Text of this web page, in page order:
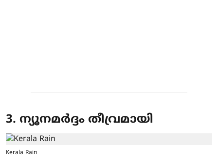
3. ന്യൂനമര്‍ദ്ദം തീവ്രമായി
Kerala Rain